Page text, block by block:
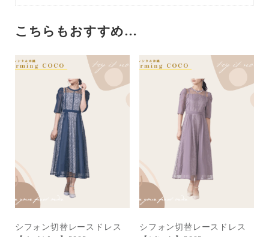
こちらもおすすめ…
シフォン切替レースドレス
シフォン切替レースドレス